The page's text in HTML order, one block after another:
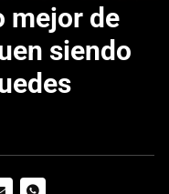
mejor de
siendo